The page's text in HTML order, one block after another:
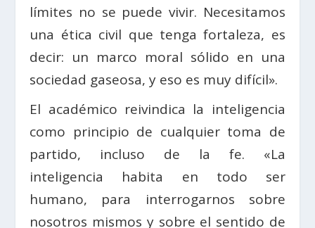
límites no se puede vivir. Necesitamos
una ética civil que tenga fortaleza, es
decir: un marco moral sólido en una
sociedad gaseosa, y eso es muy difícil».
El académico reivindica la inteligencia
como principio de cualquier toma de
partido, incluso de la fe. «La
inteligencia habita en todo ser
humano, para interrogarnos sobre
nosotros mismos y sobre el sentido de